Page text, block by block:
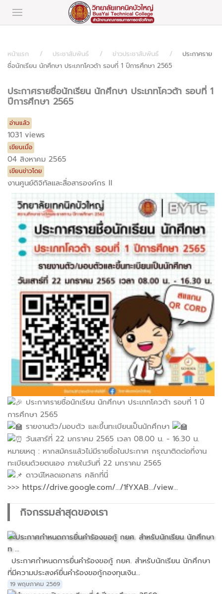
หน้าแรก ประชาสัมพันธ์ ข่าวประชาสัมพันธ์
ประกาศราย
ชื่อนักเรียน นักศึกษา ประเภทโควต้า รอบที่ 1 ปีการศึกษา 2565
ประกาศรายชื่อนักเรียน นักศึกษา ประเภทโควต้า รอบที่ 1
ปีการศึกษา 2565
อ่านแล้ว
1031 views
เขียนเมื่อ
04 สิงหาคม 2565
เขียนข่าวโดย
งานศูนย์ดิจิทัลและสื่อสารองค์กร II
ประกาศรายชื่อนักเรียน นักศึกษา ประเภทโควต้า รอบที่ 1 ปี
การศึกษา 2565
รายงานตัว/มอบตัว และขึ้นทะเบียนเป็นนักศึกษา
วันเสาร์ที่ 22 มกราคม 2565 เวลา 08.00 น. - 16.30 น.
หมายเหตุ : หากสมัครแล้วไม่มีรายชื่อในประกาศ กรุณาติดต่อที่งาน
ทะเบียนด้วยตนเอง ภายในวันที่ 22 มกราคม 2565
ดาวน์โหลดเอกสาร คลิกที่นี่
>>> https://drive.google.com/.../1fYXAB.../view...
กิจกรรมล่าสุดของเรา
ประกาศกำหนดการยื่นคำร้องขอกู้ กยศ. สำหรับนักเรียน นักศึกษา
ที่มีความประสงค์ยื่นคำร้องขอกู้กองทุนเงิน...
19 พฤษภาคม 2569